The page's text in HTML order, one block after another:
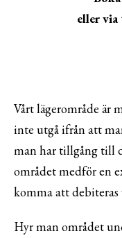
eller
Vårt lägerområde är
inte utgå ifrån att
man har tillgång till
området medför en
komma att
Hyr man området